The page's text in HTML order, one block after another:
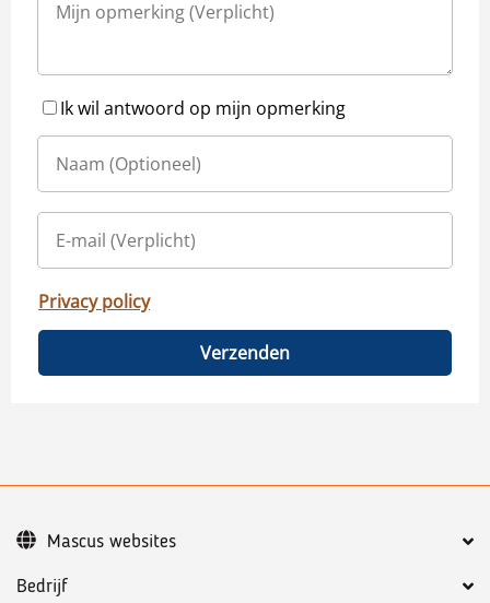
Ik wil antwoord op mijn opmerking
Privacy policy
Verzenden
Bedrijf
Mascus websites